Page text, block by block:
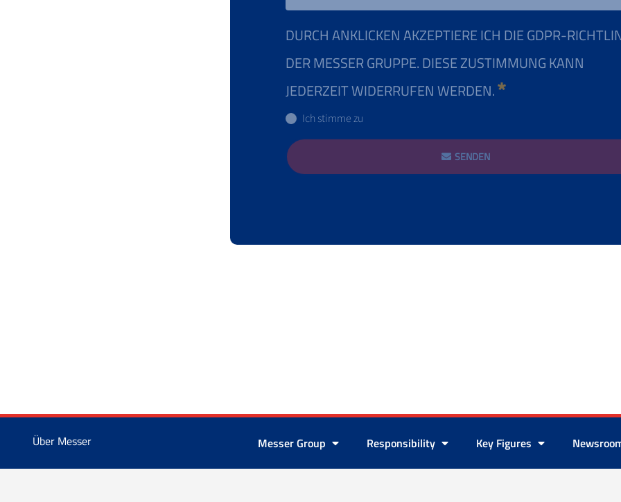
DURCH ANKLICKEN AKZEPTIERE ICH DIE GDPR-
DER MESSER GRUPPE. DIESE ZUSTIMMUNG KANN
JEDERZEIT WIDERRUFEN WERDEN.
Ich stimme zu
SENDEN
Über Messer Messer Group Responsibility Key Figures